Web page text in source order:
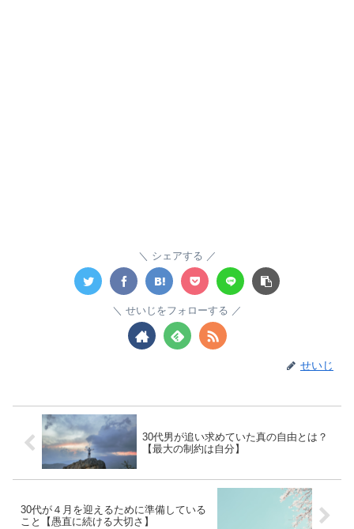
シェアする
せいじをフォローする
せいじ
30代男が追い求めていた真の自由とは？
【最大の制約は自分】
30代が４月を迎えるために準備している
こと【愚直に続ける大切さ】